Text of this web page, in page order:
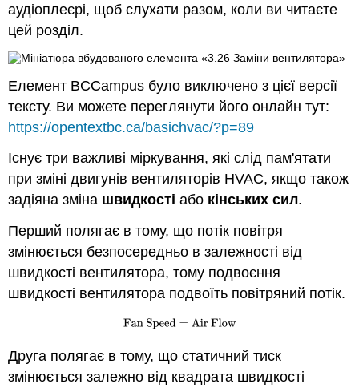
аудіоплеєрі, щоб слухати разом, коли ви читаєте
цей розділ.
Елемент BCCampus було виключено з цієї версії
тексту. Ви можете переглянути його онлайн тут:
https://opentextbc.ca/basichvac/?p=89
Існує три важливі міркування, які слід пам'ятати
при зміні двигунів вентиляторів HVAC, якщо також
задіяна зміна швидкості або кінських сил.
Перший полягає в тому, що потік повітря
змінюється безпосередньо в залежності від
швидкості вентилятора, тому подвоєння
швидкості вентилятора подвоїть повітряний потік.
Друга полягає в тому, що статичний тиск
змінюється залежно від квадрата швидкості